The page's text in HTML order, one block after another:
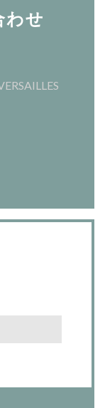
わせ
しいウィンドウ
((新しいウィ